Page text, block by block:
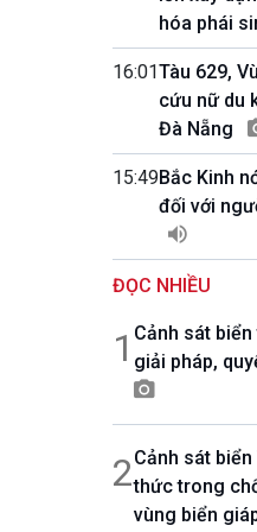
hóa phái
16:01Tàu 629,
cứu nữ du
Đà Nẵng
15:49Bắc Kinh
đối với
ĐỌC NHIỀU
1 Cảnh sát
giải pháp,
2Cảnh sát
thức trong
vùng biển